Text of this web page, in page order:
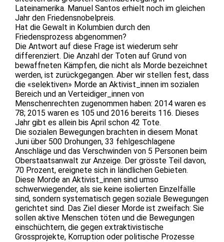
Lateinamerika. Manuel Santos erhielt noch im gleichen
Jahr den Friedensnobelpreis.
Hat die Gewalt in Kolumbien durch den
Friedensprozess abgenommen?
Die Antwort auf diese Frage ist wiederum sehr
differenziert. Die Anzahl der Toten auf Grund von
bewaffneten Kämpfen, die nicht als Morde bezeichnet
werden, ist zurückgegangen. Aber wir stellen fest, dass
die «selektiven» Morde an Aktivist_innen im sozialen
Bereich und an Verteidiger_innen von
Menschenrechten zugenommen haben: 2014 waren es
78; 2015 waren es 105 und 2016 bereits 116. Dieses
Jahr gibt es allein bis April schon 42 Tote.
Die sozialen Bewegungen brachten in diesem Monat
Juni über 500 Drohungen, 33 fehlgeschlagene
Anschläge und das Verschwinden von 5 Personen beim
Oberstaatsanwalt zur Anzeige. Der grösste Teil davon,
70 Prozent, ereignete sich in ländlichen Gebieten.
Diese Morde an Aktivist_innen sind umso
schwerwiegender, als sie keine isolierten Einzelfälle
sind, sondern systematisch gegen soziale Bewegungen
gerichtet sind. Das Ziel dieser Morde ist zweifach: Sie
sollen aktive Menschen töten und die Bewegungen
einschüchtern, die gegen extraktivistische
Grossprojekte, Korruption oder politische Prozesse